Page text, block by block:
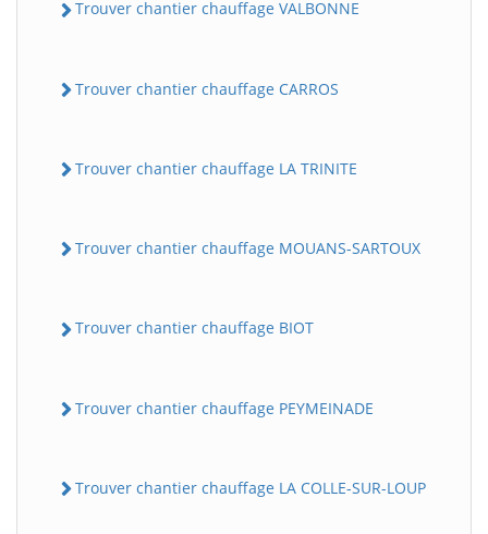
Trouver chantier chauffage VALBONNE
Trouver chantier chauffage CARROS
Trouver chantier chauffage LA TRINITE
Trouver chantier chauffage MOUANS-SARTOUX
Trouver chantier chauffage BIOT
Trouver chantier chauffage PEYMEINADE
Trouver chantier chauffage LA COLLE-SUR-LOUP